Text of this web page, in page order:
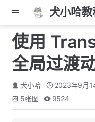
犬小哈教
使用
全局过渡
犬小哈 2023年9月
5张图 9524